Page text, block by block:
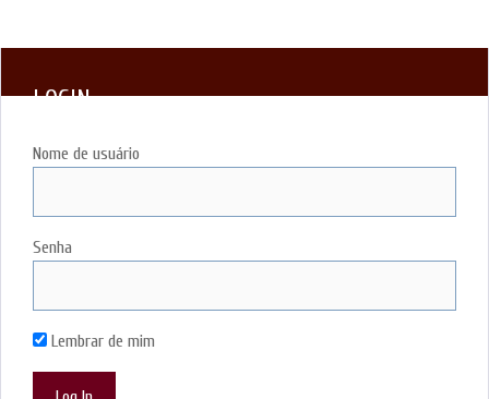
LOGIN
Nome de usuário
Senha
Lembrar de mim